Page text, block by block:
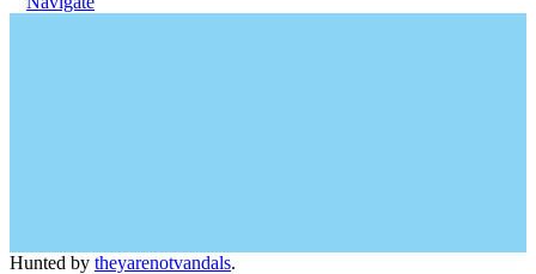
Hunted by theyarenotvandals.